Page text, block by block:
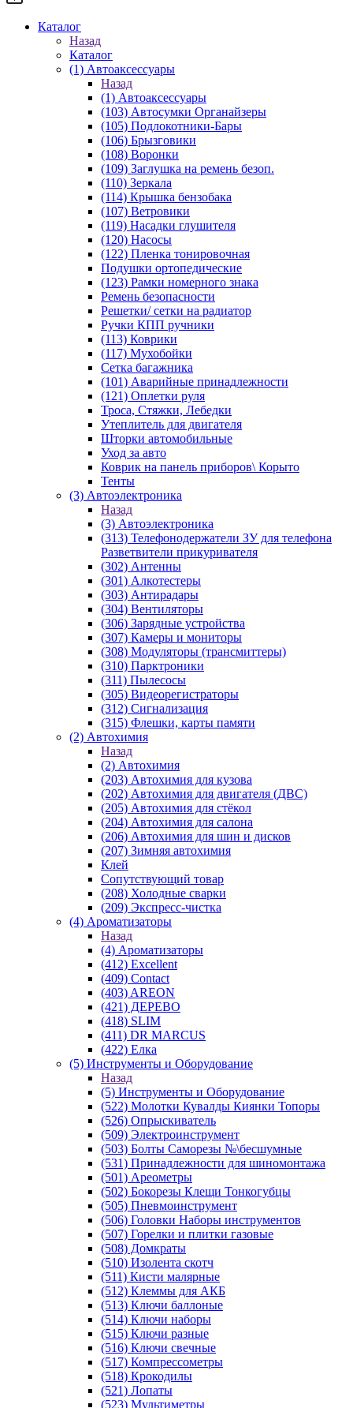
Каталог
Назад
Каталог
(1) Автоаксессуары
Назад
(1) Автоаксессуары
(103) Автосумки Органайзеры
(105) Подлокотники-Бары
(106) Брызговики
(108) Воронки
(109) Заглушка на ремень безоп.
(110) Зеркала
(114) Крышка бензобака
(107) Ветровики
(119) Насадки глушителя
(120) Насосы
(122) Пленка тонировочная
Подушки ортопедические
(123) Рамки номерного знака
Ремень безопасности
Решетки/ сетки на радиатор
Ручки КПП ручники
(113) Коврики
(117) Мухобойки
Сетка багажника
(101) Аварийные принадлежности
(121) Оплетки руля
Троса, Стяжки, Лебедки
Утеплитель для двигателя
Шторки автомобильные
Уход за авто
Коврик на панель приборов\ Корыто
Тенты
(3) Автоэлектроника
Назад
(3) Автоэлектроника
(313) Телефонодержатели ЗУ для телефона
Разветвители прикуривателя
(302) Антенны
(301) Алкотестеры
(303) Антирадары
(304) Вентиляторы
(306) Зарядные устройства
(307) Камеры и мониторы
(308) Модуляторы (трансмиттеры)
(310) Парктроники
(311) Пылесосы
(305) Видеорегистраторы
(312) Сигнализация
(315) Флешки, карты памяти
(2) Автохимия
Назад
(2) Автохимия
(203) Автохимия для кузова
(202) Автохимия для двигателя (ДВС)
(205) Автохимия для стёкол
(204) Автохимия для салона
(206) Автохимия для шин и дисков
(207) Зимняя автохимия
Клей
Сопутствующий товар
(208) Холодные сварки
(209) Экспреcс-чистка
(4) Ароматизаторы
Назад
(4) Ароматизаторы
(412) Excellent
(409) Contact
(403) AREON
(421) ДЕРЕВО
(418) SLIM
(411) DR MARCUS
(422) Елка
(5) Инструменты и Оборудование
Назад
(5) Инструменты и Оборудование
(522) Молотки Кувалды Киянки Топоры
(526) Опрыскиватель
(509) Электроинструмент
(503) Болты Саморезы №\бесшумные
(531) Принадлежности для шиномонтажа
(501) Ареометры
(502) Бокорезы Клещи Тонкогубцы
(505) Пневмоинструмент
(506) Головки Наборы инструментов
(507) Горелки и плитки газовые
(508) Домкраты
(510) Изолента скотч
(511) Кисти малярные
(512) Клеммы для АКБ
(513) Ключи баллоные
(514) Ключи наборы
(515) Ключи разные
(516) Ключи свечные
(517) Компрессометры
(518) Крокодилы
(521) Лопаты
(523) Мультиметры